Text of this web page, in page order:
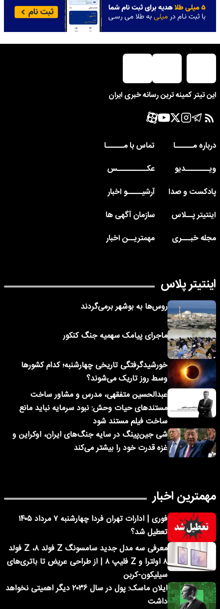
این تیتر کمینه ترین رسانه خبری ایران
درباره مــــــا
تماس با مــــــا
ویــــــــدیو
عکــــــــــس
پادکست و صدا
آرشیـــــو اخبار
اینتیتر پــلاس
سازمان آگهی ها
مجله خبـــری
مهمتریــن اخبار
اینتیتر پلاس
روس‌ها به بوشهر برمی‌گردند
ماجرای پیامک‌ سهمیه جنگ کنکور
خورشیدگرفتگی تاریخی چهارشنبه؛ کدام کشورها
وسط روز تاریک می‌شوند؟
عبدالحسین متفقهی، مدرس و مشاور ساخت
مستندهای حیات وحش: نبود سرمایه نباید مانع
ساخت فیلم مستند شود
شی جین‌پینگ در سایه جنگ‌های ایران، اوکراین و
غزه قدرت خود را بیشتر می‌کند
مهمترین اخبار
فوری | ادارات تهران فردا چهارشنبه ۷ مرداد ۱۴۰۵
تعطیل شد؟
معرفی سه مدل جدید سامسونگ Z فولد ۸، Z فولد
۸ اولترا و Z فلیپ ۸ | از طراحی عریض تا باتری‌های
سیلیکون-کربن
ایلان ماسک: پول در سال ۲۰۳۶ دیگر اهمیتی نخواهد
داشت